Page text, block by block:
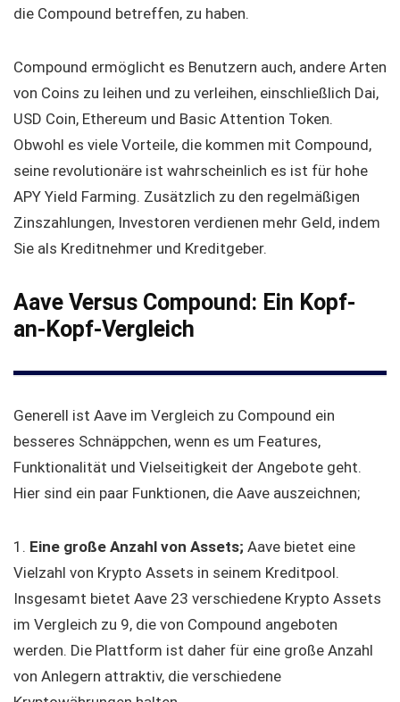
die Compound betreffen, zu haben.
Compound ermöglicht es Benutzern auch, andere Arten
von Coins zu leihen und zu verleihen, einschließlich Dai,
USD Coin, Ethereum und Basic Attention Token.
Obwohl es viele Vorteile, die kommen mit Compound,
seine revolutionäre ist wahrscheinlich es ist für hohe
APY Yield Farming. Zusätzlich zu den regelmäßigen
Zinszahlungen, Investoren verdienen mehr Geld, indem
Sie als Kreditnehmer und Kreditgeber.
Aave Versus Compound: Ein Kopf-
an-Kopf-Vergleich
Generell ist Aave im Vergleich zu Compound ein
besseres Schnäppchen, wenn es um Features,
Funktionalität und Vielseitigkeit der Angebote geht.
Hier sind ein paar Funktionen, die Aave auszeichnen;
1. Eine große Anzahl von Assets; Aave bietet eine
Vielzahl von Krypto Assets in seinem Kreditpool.
Insgesamt bietet Aave 23 verschiedene Krypto Assets
im Vergleich zu 9, die von Compound angeboten
werden. Die Plattform ist daher für eine große Anzahl
von Anlegern attraktiv, die verschiedene